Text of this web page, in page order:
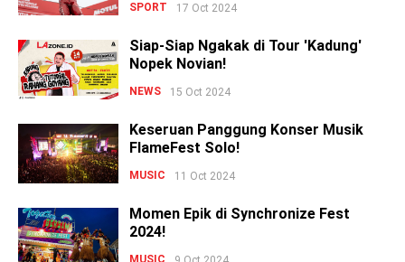
SPORT 17 Oct 2024
Siap-Siap Ngakak di Tour 'Kadung'
Nopek Novian!
NEWS 15 Oct 2024
Keseruan Panggung Konser Musik
FlameFest Solo!
MUSIC 11 Oct 2024
Momen Epik di Synchronize Fest
2024!